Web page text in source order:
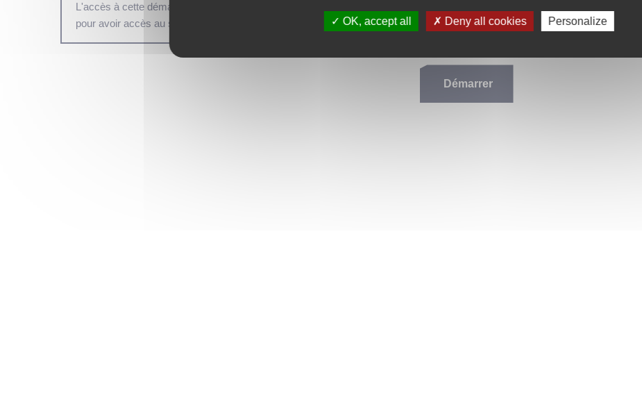
OK, accept all Deny all cookies Personalize
L'accès à cette démarche est possible en mode non connecté. Néanmoins nous vous conseillons de
pour avoir accès au suivi en ligne de la démarche.
Démarrer